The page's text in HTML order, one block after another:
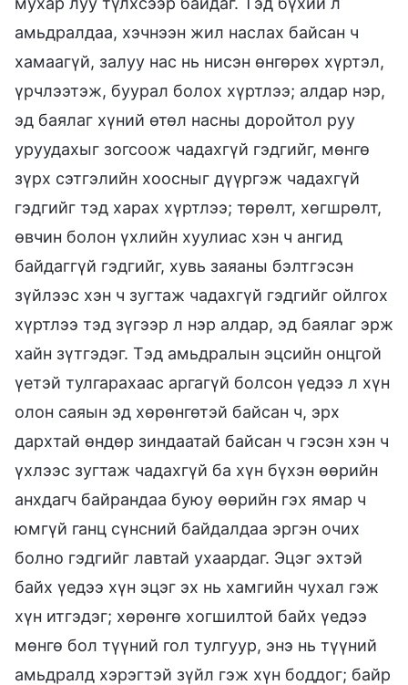
амьдралдаа, хэчнээн жил наслах байсан ч
хамаагүй, залуу нас нь нисэн өнгөрөх хүртэл,
үрчлээтэж, буурал болох хүртлээ; алдар нэр,
эд баялаг хүний өтөл насны доройтол руу
уруудахыг зогсоож чадахгүй гэдгийг, мөнгө
зүрх сэтгэлийн хоосныг дүүргэж чадахгүй
гэдгийг тэд харах хүртлээ; төрөлт, хөгшрөлт,
өвчин болон үхлийн хуулиас хэн ч ангид
байдаггүй гэдгийг, хувь заяаны бэлтгэсэн
зүйлээс хэн ч зугтаж чадахгүй гэдгийг ойлгох
хүртлээ тэд зүгээр л нэр алдар, эд баялаг эрж
хайн зүтгэдэг. Тэд амьдралын эцсийн онцгой
үетэй тулгарахаас аргагүй болсон үедээ л хүн
олон саяын эд хөрөнгөтэй байсан ч, эрх
дархтай өндөр зиндаатай байсан ч гэсэн хэн ч
үхлээс зугтаж чадахгүй ба хүн бүхэн өөрийн
анхдагч байрандаа буюу өөрийн гэх ямар ч
юмгүй ганц сүнсний байдалдаа эргэн очих
болно гэдгийг лавтай ухаардаг. Эцэг эхтэй
байх үедээ хүн эцэг эх нь хамгийн чухал гэж
хүн итгэдэг; хөрөнгө хогшилтой байх үедээ
мөнгө бол түүний гол тулгуур, энэ нь түүний
амьдралд хэрэгтэй зүйл гэж хүн боддог; байр